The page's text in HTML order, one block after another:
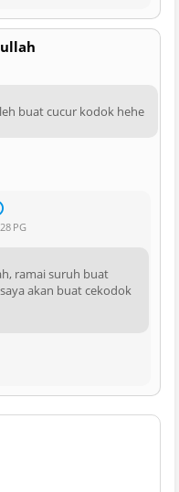
buat cucur kodok hehe
PG
ramai suruh buat
akan buat cekodok